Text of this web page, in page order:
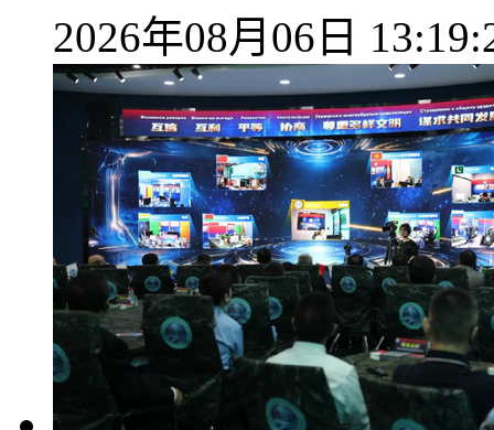
2026年08月06日